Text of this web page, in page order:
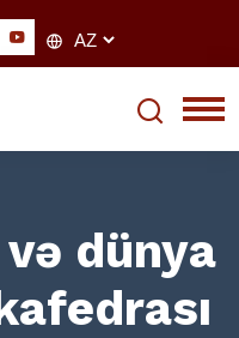
dünya